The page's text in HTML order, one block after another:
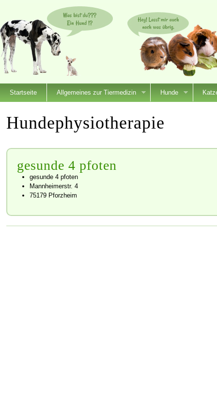
Startseite Allgemeines zur Tiermedizin Hunde
Hundephysiotherapie
gesunde 4 pfoten
gesunde 4 pfoten
Mannheimerstr. 4
75179 Pforzheim